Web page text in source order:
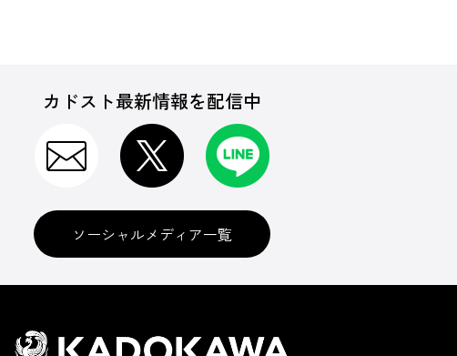
カドスト最新情報を配信中
ソーシャルメディア一覧